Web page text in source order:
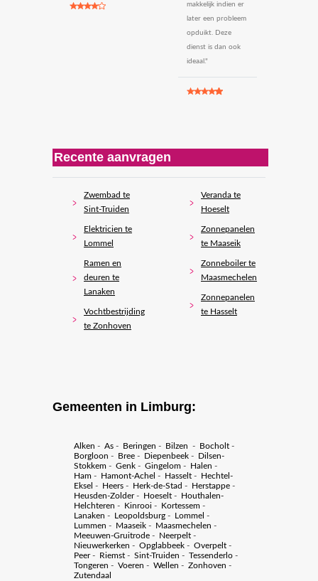
makkelijk indien er
later een probleem
opduikt. Deze
dienst is dan ook
ideaal."
Recente aanvragen
Zwembad te
Sint-Truiden
Elektricien te
Lommel
Ramen en
deuren te
Lanaken
Vochtbestrijding
te Zonhoven
Veranda te
Hoeselt
Zonnepanelen
te Maaseik
Zonneboiler te
Maasmechelen
Zonnepanelen
te Hasselt
Gemeenten in Limburg:
Alken - As - Beringen - Bilzen - Bocholt -
Borgloon - Bree - Diepenbeek -
Dilsen-
Stokkem - Genk - Gingelom - Halen -
Ham - Hamont-Achel - Hasselt -
Hechtel-
Eksel - Heers - Herk-de-Stad - Herstappe -
Heusden-Zolder- Hoeselt -
Houthalen-
Helchteren - Kinrooi - Kortessem -
Lanaken - Leopoldsburg - Lommel -
Lummen - Maaseik - Maasmechelen -
Meeuwen-Gruitrode - Neerpelt -
Nieuwerkerken - Opglabbeek - Overpelt -
Peer- Riemst - Sint-Truiden - Tessenderlo -
Tongeren - Voeren - Wellen - Zonhoven -
Zutendaal